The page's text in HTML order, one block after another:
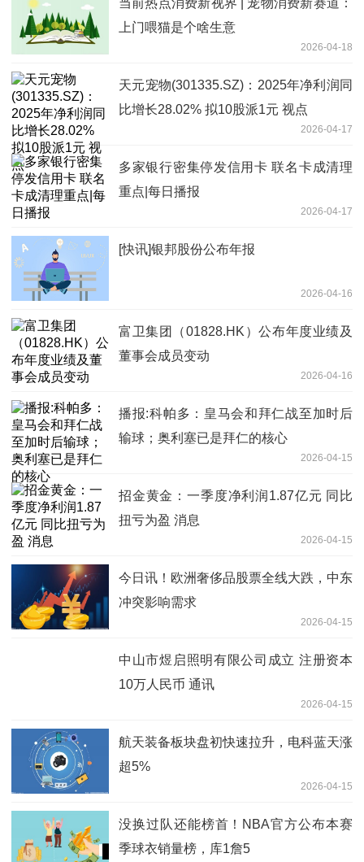
当前热点消费新视界 | 宠物消费新赛道：
上门喂猫是个啥生意
2026-04-18
天元宠物(301335.SZ)：2025年净利润同
比增长28.02% 拟10股派1元 视点
2026-04-17
多家银行密集停发信用卡 联名卡成清理
重点|每日播报
2026-04-17
[快讯]银邦股份公布年报
2026-04-16
富卫集团（01828.HK）公布年度业绩及
董事会成员变动
2026-04-16
播报:科帕多：皇马会和拜仁战至加时后
输球；奥利塞已是拜仁的核心
2026-04-15
招金黄金：一季度净利润1.87亿元 同比
扭亏为盈 消息
2026-04-15
今日讯！欧洲奢侈品股票全线大跌，中东
冲突影响需求
2026-04-15
中山市煜启照明有限公司成立 注册资本
10万人民币 通讯
2026-04-15
航天装备板块盘初快速拉升，电科蓝天涨
超5%
2026-04-15
没换过队还能榜首！NBA官方公布本赛
季球衣销量榜，库1詹5